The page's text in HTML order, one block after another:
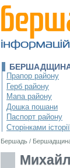
Прапор району
Герб району
Мапа району
Дошка пошани
Паспорт району
Сторінками історії
Бершадь /